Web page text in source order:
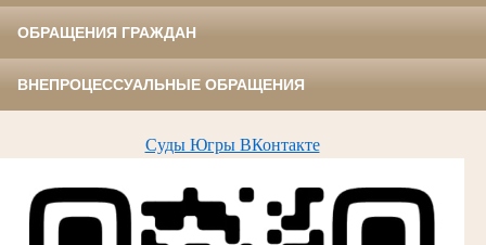
ОБРАЩЕНИЯ ГРАЖДАН
ВНЕПРОЦЕССУАЛЬНЫЕ ОБРАЩЕНИЯ
Суды Югры ВКонтакте